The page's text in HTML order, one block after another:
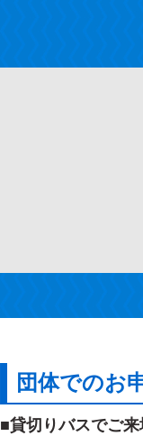
団体でのお
■貸切りバスでご